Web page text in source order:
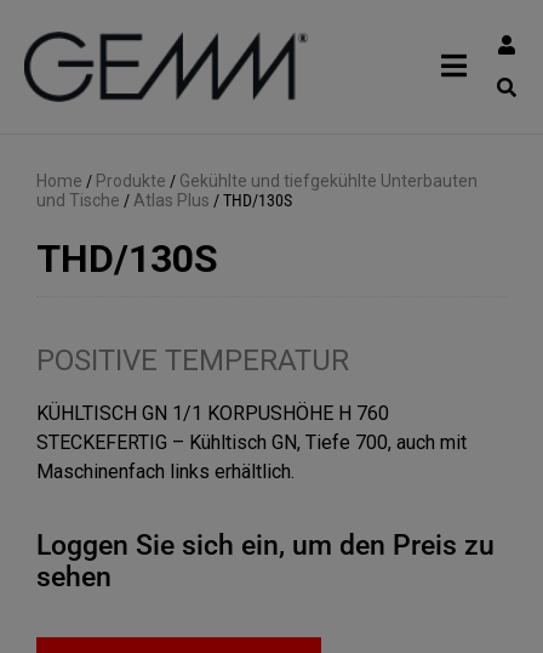
Home / Produkte / Gekühlte und tiefgekühlte Unterbauten
und Tische / Atlas Plus /THD/130S
THD/130S
POSITIVE TEMPERATUR
KÜHLTISCH GN 1/1 KORPUSHÖHE H 760
STECKEFERTIG – Kühltisch GN, Tiefe 700, auch mit
Maschinenfach links erhältlich.
Loggen Sie sich ein, um den Preis zu
sehen